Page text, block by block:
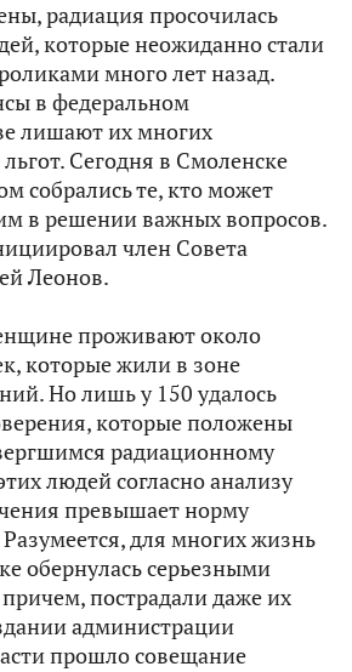
радиация просочилась
которые неожиданно стали
много лет назад.
в федеральном
лишают их многих
Сегодня в Смоленске
собрались те, кто может
в решении важных вопросов.
член Совета
Леонов.
проживают около
которые жили в зоне
Но лишь у 150 удалось
которые положены
радиационному
людей согласно анализу
превышает норму
Разумеется, для многих жизнь
обернулась серьезными
пострадали даже их
администрации
прошло совещание